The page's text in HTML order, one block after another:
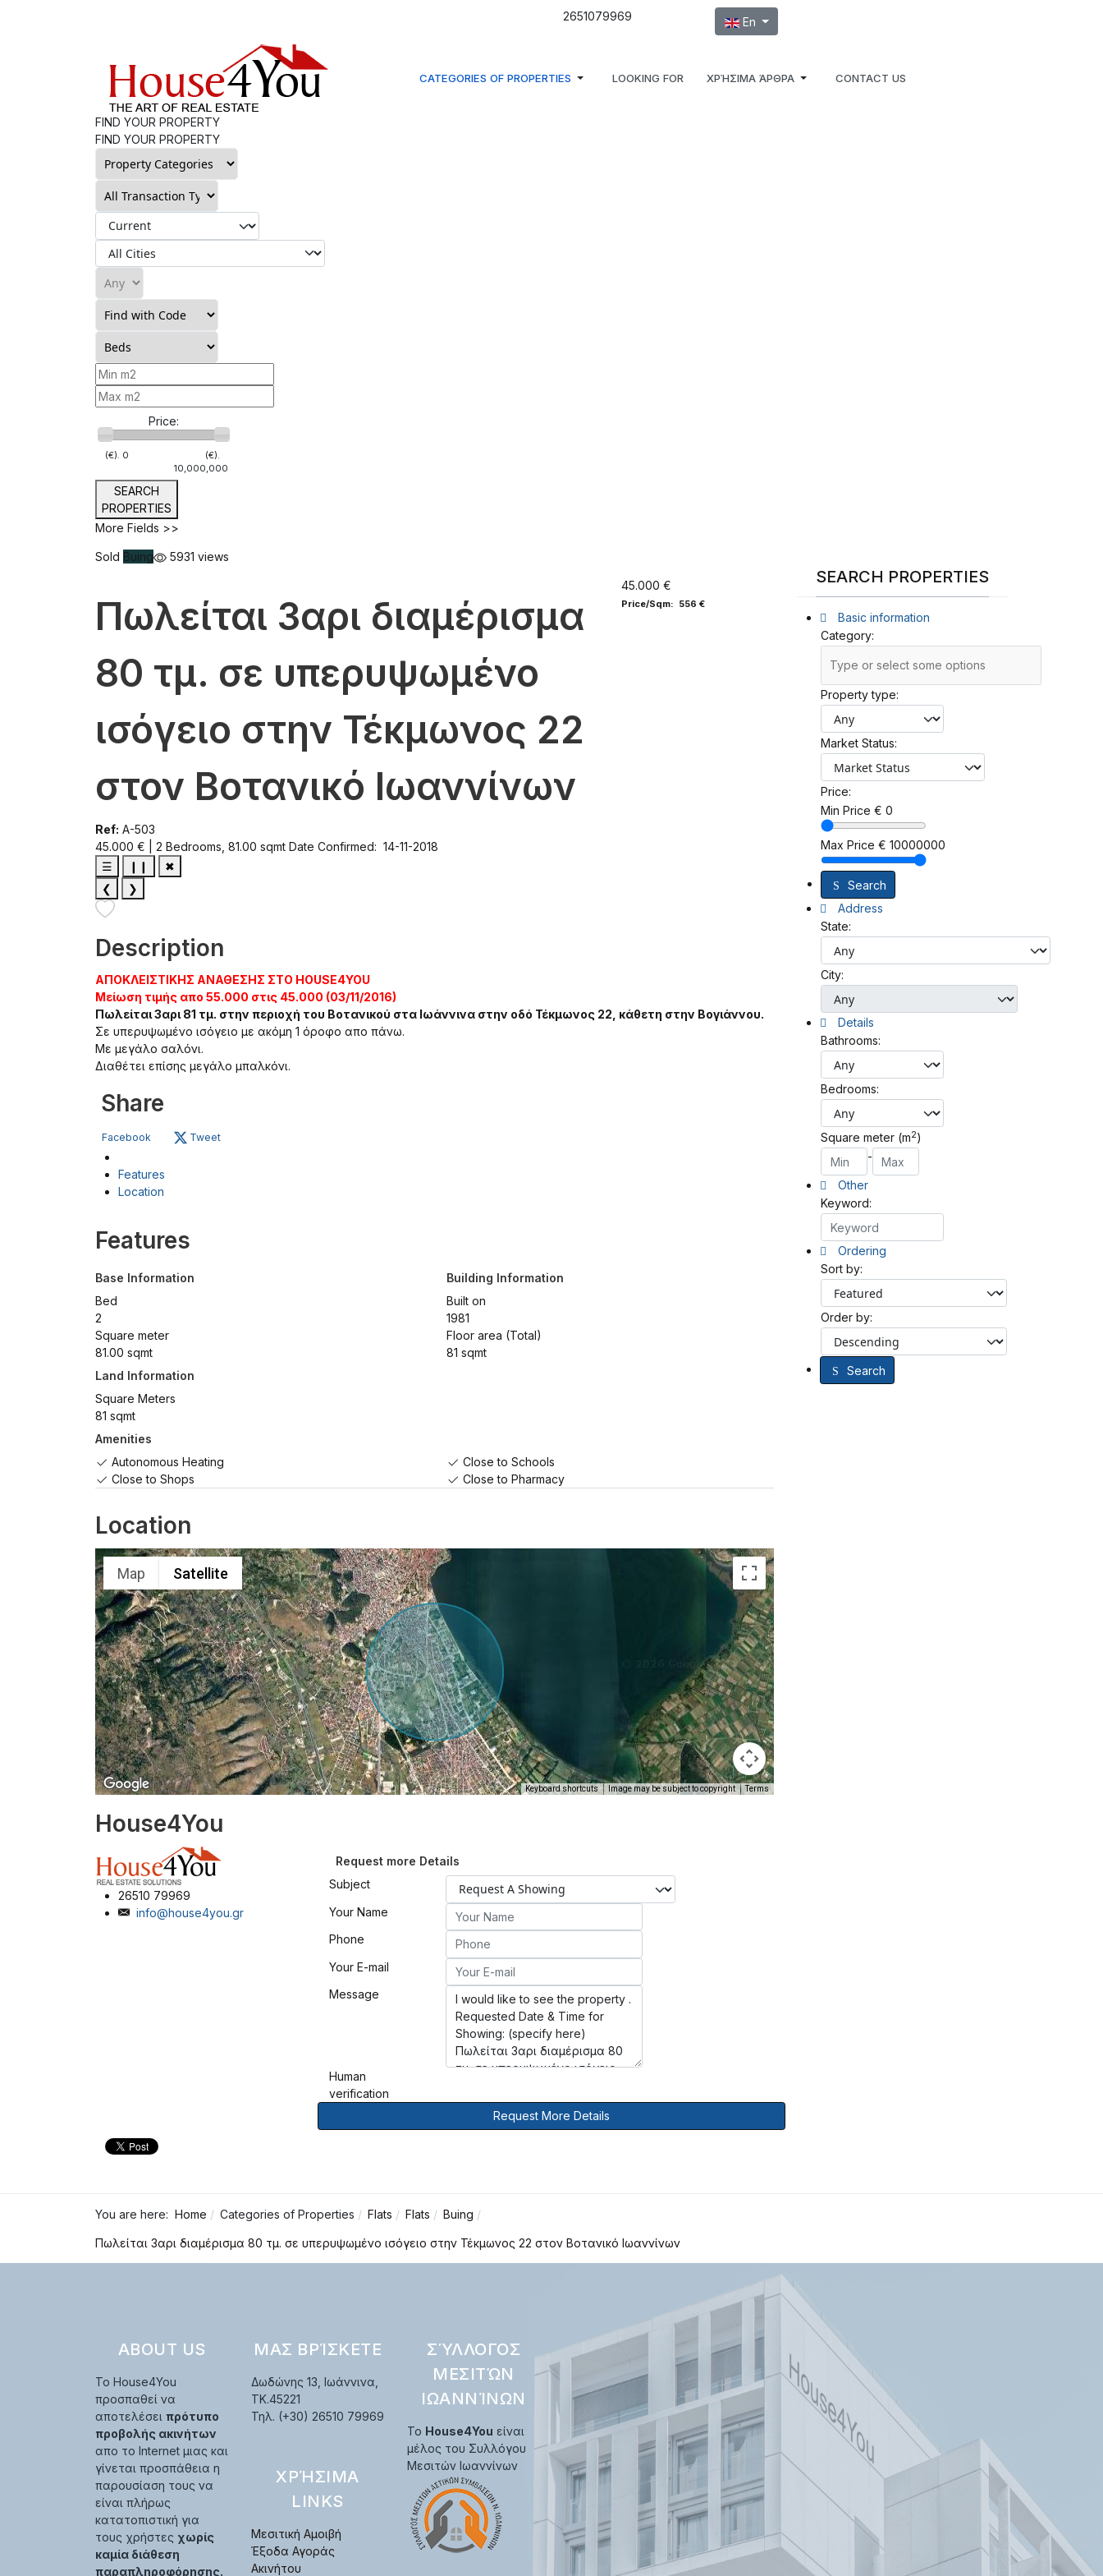
2651079969 Select your language
En
CATEGORIES OF PROPERTIES LOOKING FOR ΧΡΉΣΙΜΑ ΆΡΘΡΑ CONTACT US
FIND YOUR PROPERTY
FIND YOUR PROPERTY
Price:
(€). 0
(€).
10,000,000
SEARCH
PROPERTIES
More Fields >>
Sold Buing 5931 views
Πωλείται 3αρι διαμέρισμα
80 τμ. σε υπερυψωμένο
ισόγειο στην Τέκμωνος 22
στον Βοτανικό Ιωαννίνων
Ref: A-503
45.000 € | 2 Bedrooms, 81.00 sqmt Date Confirmed: 14-11-2018
45.000 €
Price/Sqm: 556 €
☰ ❙❙
✖
❮
❯
Description
ΑΠΟΚΛΕΙΣΤΙΚΗΣ ΑΝΑΘΕΣΗΣ ΣΤΟ HOUSE4YOU
Μείωση τιμής απο 55.000 στις 45.000 (03/11/2016)
Πωλείται 3αρι 81 τμ. στην περιοχή του Βοτανικού στα Ιωάννινα στην οδό Τέκμωνος 22, κάθετη στην Βογιάννου.
Σε υπερυψωμένο ισόγειο με ακόμη 1 όροφο απο πάνω.
Με μεγάλο σαλόνι.
Διαθέτει επίσης μεγάλο μπαλκόνι.
Share
Facebook Tweet
Features
Location
Features
Base Information
Bed
2
Square meter
81.00 sqmt
Building Information
Built on
1981
Floor area (Total)
81 sqmt
Land Information
Square Meters
81 sqmt
Amenities
Autonomous Heating
Close to Schools
Close to Shops
Close to Pharmacy
Location
Map Satellite
Keyboard shortcuts Image may be subject to copyright Terms
House4You
26510 79969
info@house4you.gr
Request more Details
Subject
Your Name
Phone
Your E-mail
Message
Human
verification
Request More Details
SEARCH PROPERTIES
Basic information
Category:
Property type:
Market Status:
Price:
Min Price € 0
Max Price € 10000000
Search
Address
State:
City:
Details
Bathrooms:
Bedrooms:
Square meter (m2)
-
Other
Keyword:
Ordering
Sort by:
Order by:
Search
You are here: Home Categories of Properties Flats Flats Buing
Πωλείται 3αρι διαμέρισμα 80 τμ. σε υπερυψωμένο ισόγειο στην Τέκμωνος 22 στον Βοτανικό Ιωαννίνων
ABOUT US
Το House4You
προσπαθεί να
αποτελέσει πρότυπο
προβολής ακινήτων
απο το Internet μιας και
γίνεται προσπάθεια η
παρουσίαση τους να
είναι πλήρως
κατατοπιστική για
τους χρήστες χωρίς
καμία διάθεση
παραπληροφόρησης.
ΜΑΣ ΒΡΊΣΚΕΤΕ
Δωδώνης 13, Ιωάννινα,
TK.45221
Τηλ. (+30) 26510 79969
ΧΡΉΣΙΜΑ
LINKS
Μεσιτική Αμοιβή
Έξοδα Αγοράς
Ακινήτου
ΣΎΛΛΟΓΟΣ
ΜΕΣΙΤΏΝ
ΙΩΑΝΝΊΝΩΝ
Το House4You είναι
μέλος του Συλλόγου
Μεσιτών Ιωαννίνων